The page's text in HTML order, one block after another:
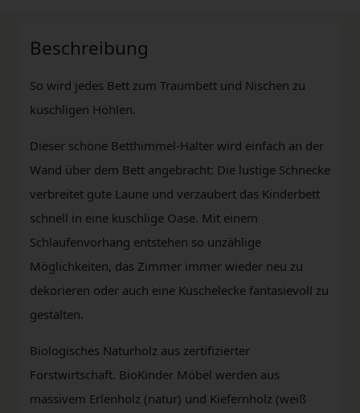
Beschreibung
So wird jedes Bett zum Traumbett und Nischen zu
kuschligen Höhlen.
Dieser schöne Betthimmel-Halter wird einfach an der
Wand über dem Bett angebracht: Die lustige Schnecke
verbreitet gute Laune und verzaubert das Kinderbett
schnell in eine kuschlige Oase. Mit einem
Schlaufenvorhang entstehen so unzählige
Möglichkeiten, das Zimmer immer wieder neu zu
dekorieren oder auch eine Kuschelecke fantasievoll zu
gestalten.
Biologisches Naturholz aus zertifizierter
Forstwirtschaft. BioKinder Möbel werden aus
massivem Erlenholz (natur) und Kiefernholz (weiß